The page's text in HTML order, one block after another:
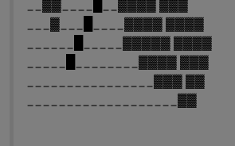
__▓▓____█__▓▓▓▓ ▓▓▓
___▓___█____▓▓▓▓ ▓▓▓▓
______█_____▓▓▓▓▓ ▓▓▓▓
_____█________▓▓▓▓ ▓▓▓
________________▓▓▓ ▓▓
___________________▓▓